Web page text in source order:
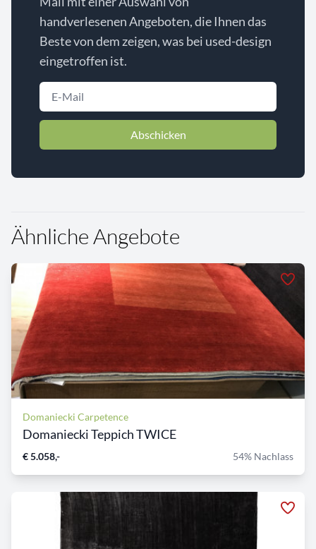
handverlesenen Angeboten, die Ihnen das
Beste von dem zeigen, was bei used-design
eingetroffen ist.
Abschicken
Ähnliche Angebote
Domaniecki Carpetence
Domaniecki Teppich TWICE
€ 5.058,- 54% Nachlass